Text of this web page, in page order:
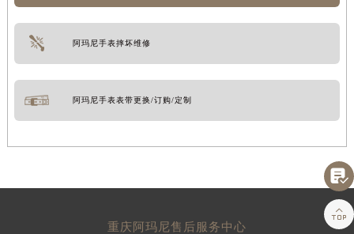
阿玛尼手表摔坏维修
阿玛尼手表表带更换/订购/定制
重庆阿玛尼售后服务中心

